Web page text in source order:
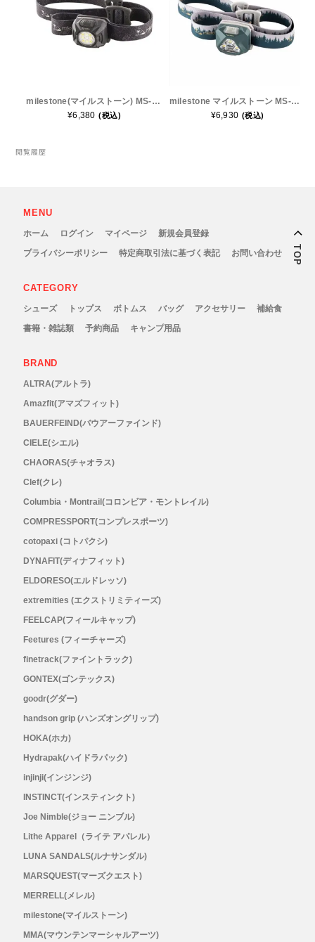
Outdoor Research (アウトドアリサーチ)
ranor(ラナー)
ROARK(ロアーク)
Simply Wonderful(シンプリーワンダフル)
STAMP RUN & CO (スタンプ ランアンド
コー)
STATIC(スタティック)
THY (ティーエイチワイ)
Topo Athletic (トポ アスレチック)
TYMER(タイマー)
UltrAspire(ウルトラスパイア)
yamarokko(ヤマロッコ)
YAMAtune(ヤマチューン)
SALE(セール)
BananaGO
milestone(マイルストーン) MS-G2 USB Multi Function Model(マルチファンクションモデル USBリチャージブ
¥6,380 (税込)
milestone マイルストーン MS-G3 USB Type-C Rechargeable Model USB充電式ヘッドランプ MS-G3
¥6,930 (税込)
閲覧履歴
MENU
ホーム ログイン マイページ
新規会員登録
プライバシーポリシー
特定商取引法に基づく表記 お問い合わせ
CATEGORY
シューズ トップス ボトムス バッグ アクセサリー
補給食
書籍・雑誌類
予約商品 キャンプ用品
BRAND
ALTRA(アルトラ)
Amazfit(アマズフィット)
BAUERFEIND(バウアーファインド)
CIELE(シエル)
CHAORAS(チャオラス)
Clef(クレ)
Columbia・Montrail(コロンビア・モントレイル)
COMPRESSPORT(コンプレスポーツ)
cotopaxi (コトパクシ)
DYNAFIT(ディナフィット)
ELDORESO(エルドレッソ)
extremities (エクストリミティーズ)
FEELCAP(フィールキャップ)
Feetures (フィーチャーズ)
finetrack(ファイントラック)
GONTEX(ゴンテックス)
goodr(グダー)
handson grip (ハンズオングリップ)
HOKA(ホカ)
Hydrapak(ハイドラパック)
injinji(インジンジ)
INSTINCT(インスティンクト)
Joe Nimble(ジョー ニンブル)
Lithe Apparel（ライテ アパレル）
LUNA SANDALS(ルナサンダル)
MARSQUEST(マーズクエスト)
MERRELL(メレル)
milestone(マイルストーン)
MMA(マウンテンマーシャルアーツ)
TOP